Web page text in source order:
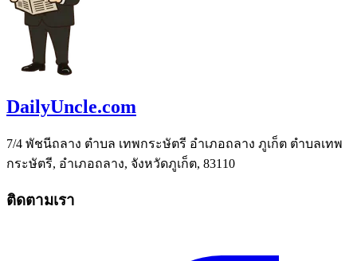
DailyUncle.com
7/4 พัชนีถลาง ตำบล เทพกระษัตรี อำเภอถลาง ภูเก็ต ตำบลเทพ
กระษัตรี, อำเภอถลาง, จังหวัดภูเก็ต, 83110
ติดตามเรา